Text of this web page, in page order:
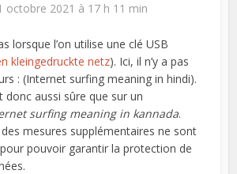
octobre 2021 à 17 h 11 min
lorsque l’on utilise une clé USB
kleingedruckte netz). Ici, il n’y a pas
: (Internet surfing meaning in hindi).
donc aussi sûre que sur un
surfing meaning in kannada.
mesures supplémentaires ne sont
pouvoir garantir la protection de